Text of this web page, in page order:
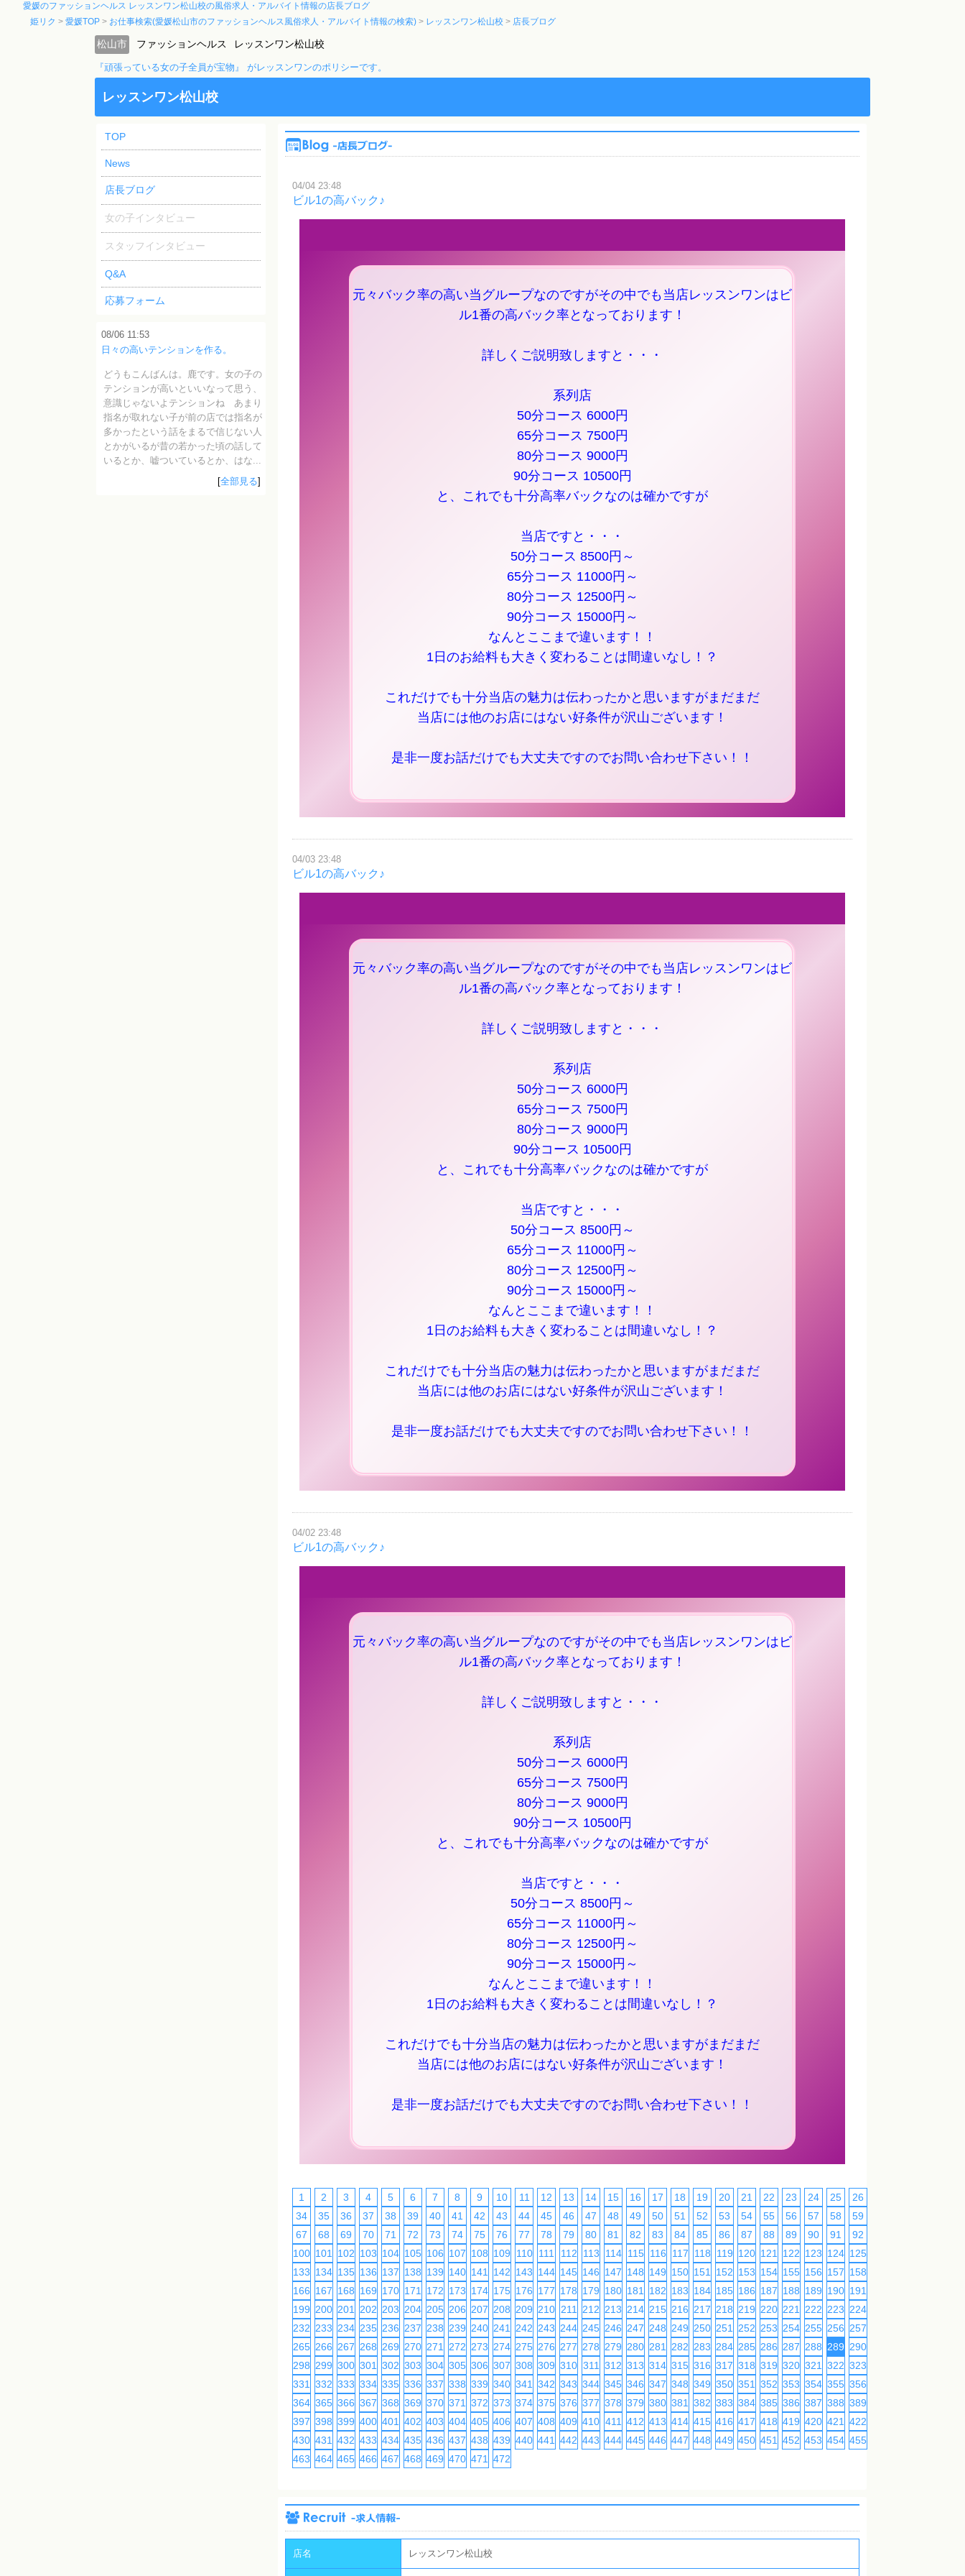
愛媛のファッションヘルス レッスンワン松山校の風俗求人・アルバイト情報の店長ブログ
姫リク
愛媛TOP お仕事検索(愛媛松山市のファッションヘルス風俗求人・アルバイト情報の検索) レッスンワン松山校 店長ブログ
松山市 ファッションヘルス レッスンワン松山校
『頑張っている女の子全員が宝物』 がレッスンワンのポリシーです。
レッスンワン松山校
TOP
News
店長ブログ
女の子インタビュー
スタッフインタビュー
Q&A
応募フォーム
08/06 11:53
日々の高いテンションを作る。
どうもこんばんは。鹿です。女の子の
テンションが高いといいなって思う、
意識じゃないよテンションね あまり
指名が取れない子が前の店では指名が
多かったという話をまるで信じない人
とかがいるが昔の若かった頃の話して
いるとか、嘘ついているとか、はな...
[全部見る]
04/04 23:48
ビル1の高バック♪
元々バック率の高い当グループなのですがその中でも当店レッスンワンはビ
ル1番の高バック率となっております！
詳しくご説明致しますと・・・
系列店
50分コース 6000円
65分コース 7500円
80分コース 9000円
90分コース 10500円
と、これでも十分高率バックなのは確かですが
当店ですと・・・
50分コース 8500円～
65分コース 11000円～
80分コース 12500円～
90分コース 15000円～
なんとここまで違います！！
1日のお給料も大きく変わることは間違いなし！？
これだけでも十分当店の魅力は伝わったかと思いますがまだまだ
当店には他のお店にはない好条件が沢山ございます！
是非一度お話だけでも大丈夫ですのでお問い合わせ下さい！！
04/03 23:48
ビル1の高バック♪
元々バック率の高い当グループなのですがその中でも当店レッスンワンはビ
ル1番の高バック率となっております！
詳しくご説明致しますと・・・
系列店
50分コース 6000円
65分コース 7500円
80分コース 9000円
90分コース 10500円
と、これでも十分高率バックなのは確かですが
当店ですと・・・
50分コース 8500円～
65分コース 11000円～
80分コース 12500円～
90分コース 15000円～
なんとここまで違います！！
1日のお給料も大きく変わることは間違いなし！？
これだけでも十分当店の魅力は伝わったかと思いますがまだまだ
当店には他のお店にはない好条件が沢山ございます！
是非一度お話だけでも大丈夫ですのでお問い合わせ下さい！！
04/02 23:48
ビル1の高バック♪
元々バック率の高い当グループなのですがその中でも当店レッスンワンはビ
ル1番の高バック率となっております！
詳しくご説明致しますと・・・
系列店
50分コース 6000円
65分コース 7500円
80分コース 9000円
90分コース 10500円
と、これでも十分高率バックなのは確かですが
当店ですと・・・
50分コース 8500円～
65分コース 11000円～
80分コース 12500円～
90分コース 15000円～
なんとここまで違います！！
1日のお給料も大きく変わることは間違いなし！？
これだけでも十分当店の魅力は伝わったかと思いますがまだまだ
当店には他のお店にはない好条件が沢山ございます！
是非一度お話だけでも大丈夫ですのでお問い合わせ下さい！！
1 2 3 4 5 6 7 8 9 10 11 12 13 14 15 16 17 18 19 20 21 22 23 24 25 26
34
35 36 37 38 39 40 41 42 43 44 45 46 47 48 49 50 51 52 53 54 55 56 57 58 59
67
68 69 70 71 72 73 74 75 76 77 78 79 80 81 82 83 84 85 86 87 88 89 90 91 92
100 101 102 103 104 105 106 107 108 109 110 111 112 113 114 115 116 117 118 119 120 121 122 123 124 125
133 134 135 136 137 138 139 140 141 142 143 144 145 146 147 148 149 150 151 152 153 154 155 156 157 158
166 167 168 169 170 171 172 173 174 175 176 177 178 179 180 181 182 183 184 185 186 187 188 189 190 191
199 200 201 202 203 204 205 206 207 208 209 210 211 212 213 214 215 216 217 218 219 220 221 222 223 224
232 233 234 235 236 237 238 239 240 241 242 243 244 245 246 247 248 249 250 251 252 253 254 255 256 257
265 266 267 268 269 270 271 272 273 274 275 276 277 278 279 280 281 282 283 284 285 286 287 288 289 290
298 299 300 301 302 303 304 305 306 307 308 309 310 311 312 313 314 315 316 317 318 319 320 321 322 323
331
332 333 334 335 336 337 338 339 340 341 342 343 344 345 346 347 348 349 350 351 352 353 354 355 356
364 365 366 367 368 369 370 371 372 373 374 375 376 377 378 379 380 381 382 383 384 385 386 387 388 389
397 398 399 400 401 402 403 404 405 406 407 408 409 410 411 412 413 414 415 416 417 418 419 420 421 422
430 431 432 433 434 435 436 437 438 439 440 441 442 443 444 445 446 447 448 449 450 451 452 453 454 455
463 464 465 466 467 468 469 470 471 472
店名 レッスンワン松山校